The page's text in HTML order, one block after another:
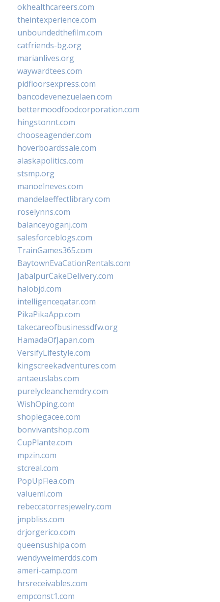
okhealthcareers.com
theintexperience.com
unboundedthefilm.com
catfriends-bg.org
marianlives.org
waywardtees.com
pidfloorsexpress.com
bancodevenezuelaen.com
bettermoodfoodcorporation.com
hingstonnt.com
chooseagender.com
hoverboardssale.com
alaskapolitics.com
stsmp.org
manoelneves.com
mandelaeffectlibrary.com
roselynns.com
balanceyoganj.com
salesforceblogs.com
TrainGames365.com
BaytownEvaCationRentals.com
JabalpurCakeDelivery.com
halobjd.com
intelligenceqatar.com
PikaPikaApp.com
takecareofbusinessdfw.org
HamadaOfJapan.com
VersifyLifestyle.com
kingscreekadventures.com
antaeuslabs.com
purelycleanchemdry.com
WishOping.com
shoplegacee.com
bonvivantshop.com
CupPlante.com
mpzin.com
stcreal.com
PopUpFlea.com
valueml.com
rebeccatorresjewelry.com
jmpbliss.com
drjorgerico.com
queensushipa.com
wendyweimerdds.com
ameri-camp.com
hrsreceivables.com
empconst1.com